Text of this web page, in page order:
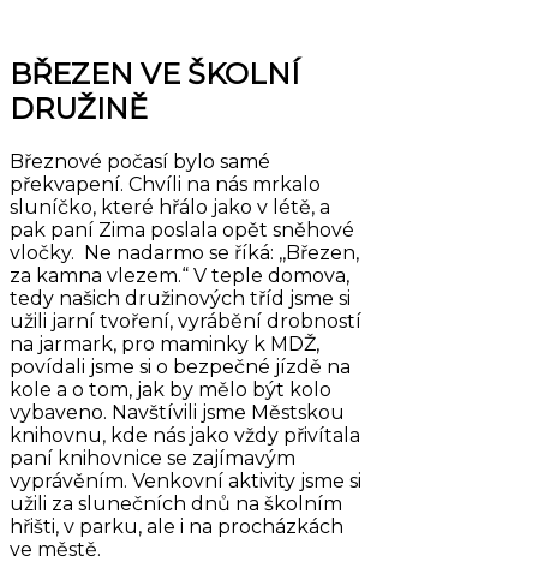
BŘEZEN VE ŠKOLNÍ
DRUŽINĚ
Březnové počasí bylo samé
překvapení. Chvíli na nás mrkalo
sluníčko, které hřálo jako v létě, a
pak paní Zima poslala opět sněhové
vločky. Ne nadarmo se říká: ,,Březen,
za kamna vlezem.“ V teple domova,
tedy našich družinových tříd jsme si
užili jarní tvoření, vyrábění drobností
na jarmark, pro maminky k MDŽ,
povídali jsme si o bezpečné jízdě na
kole a o tom, jak by mělo být kolo
vybaveno. Navštívili jsme Městskou
knihovnu, kde nás jako vždy přivítala
paní knihovnice se zajímavým
vyprávěním. Venkovní aktivity jsme si
užili za slunečních dnů na školním
hřišti, v parku, ale i na procházkách
ve městě.